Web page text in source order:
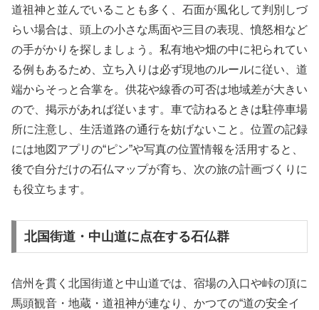
道祖神と並んでいることも多く、石面が風化して判別しづ
らい場合は、頭上の小さな馬面や三目の表現、憤怒相など
の手がかりを探しましょう。私有地や畑の中に祀られてい
る例もあるため、立ち入りは必ず現地のルールに従い、道
端からそっと合掌を。供花や線香の可否は地域差が大きい
ので、掲示があれば従います。車で訪ねるときは駐停車場
所に注意し、生活道路の通行を妨げないこと。位置の記録
には地図アプリの“ピン”や写真の位置情報を活用すると、
後で自分だけの石仏マップが育ち、次の旅の計画づくりに
も役立ちます。
北国街道・中山道に点在する石仏群
信州を貫く北国街道と中山道では、宿場の入口や峠の頂に
馬頭観音・地蔵・道祖神が連なり、かつての“道の安全イ